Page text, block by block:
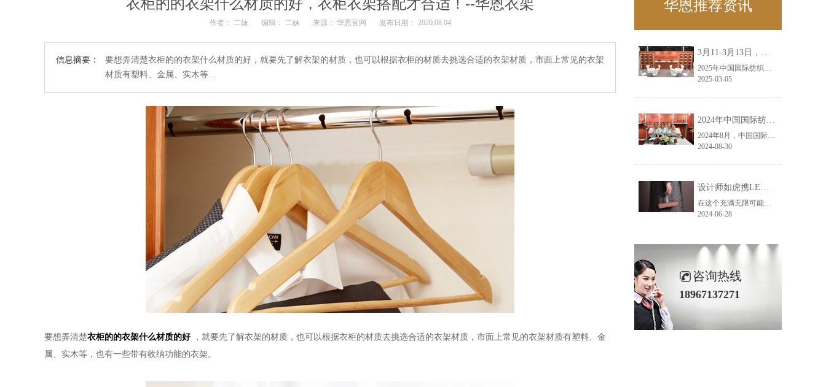
衣柜的的衣架什么材质的好，衣柜衣架搭配才合适！--华恩衣架
作者： 二妹 编辑： 二妹 来源： 华恩官网 发布日期： 2020.08.04
信息摘要：
要想弄清楚衣柜的的衣架什么材质的好，就要先了解衣架的材质，也可以根据衣柜的材质去挑选合适的衣架材质，市面上常见的衣架
材质有塑料、金属、实木等…
要想弄清楚衣柜的的衣架什么材质的好
，就要先了解衣架的材质，也可以根据衣柜的材质去挑选合适的衣架材质，市面上常见的衣架材质有塑料、金
属、实木等，也有一些带有收纳功能的衣架。
华恩推荐资讯
3月11-3月13日，华恩诚邀您共赴上海面辅料春夏展——华恩
2025年中国国际纺织面料及辅料（春夏）博览会即将盛大开启！感谢您对华恩品牌的关注！3.11-3.13，杭州华恩（LEMONLEE）诚邀您共赴这场春日的宴会！
2025-03-05
2024年中国国际纺织面料及辅料（秋冬）博览会完美收官！——华恩
2024年8月，中国国际纺织面料及辅料（秋冬）博览会完美收官！作为一家拥有30年历史的专业衣架制造商，我们非常荣幸能够参与这一盛会，并在此期间与众多客户进行了广泛而深入的交流。
2024-08-30
设计师如虎携LEMONLEE红雪松礼盒荣获第六届未来·已来香港新锐当代设计奖铜奖
在这个充满无限可能的2024年夏季，LEMONLEE品牌设计师如虎以其非凡的创意与对自然的深刻理解，精心打造的红雪松木球礼盒，在“2024未来·已来——第六届香港新锐当代设计奖”中摘得铜奖。这不仅是对设计师如虎原创设计能力的嘉奖，更是对LEMONLEE品牌的高度认可。
2024-06-28
咨询热线
18967137271